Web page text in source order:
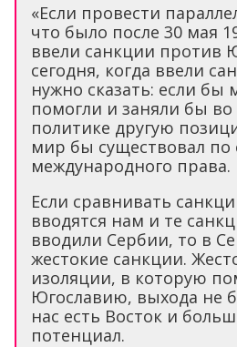
«Если провести
что было после 30 мая
ввели санкции против
сегодня, когда ввели
нужно сказать: если бы
помогли и заняли бы
политике другую
мир бы существовал по
международного права.
Если сравнивать
вводятся нам и те
вводили Сербии, то в
жестокие санкции.
изоляции, в которую
Югославию, выхода не
нас есть Восток и
потенциал.